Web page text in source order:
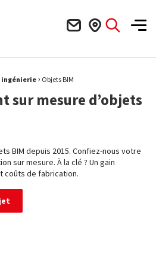
ingénierie › Objets BIM
sur mesure d’objets
BIM depuis 2015. Confiez-nous votre
sur mesure. À la clé ? Un gain
coûts de fabrication.